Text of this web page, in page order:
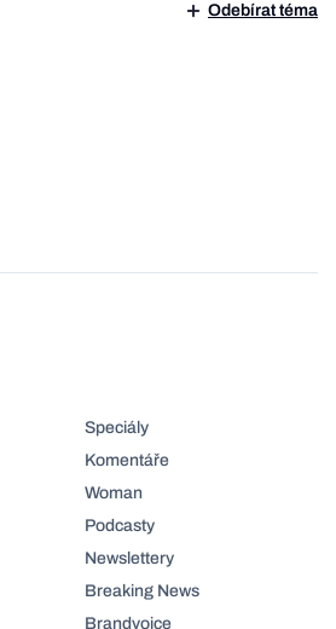
Odebírat téma
Speciály
Komentáře
Woman
Podcasty
Newslettery
Breaking News
Brandvoice